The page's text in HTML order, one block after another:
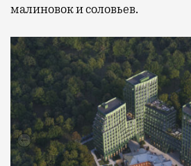
малиновок и соловьев.